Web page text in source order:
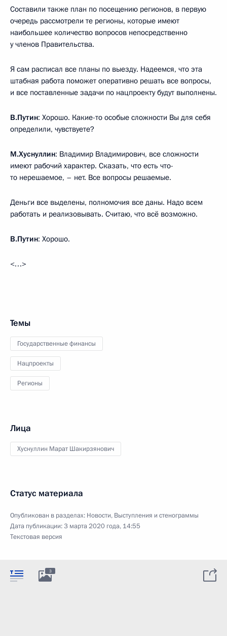
Составили также план по посещению регионов, в первую
очередь рассмотрели те регионы, которые имеют
наибольшее количество вопросов непосредственно
у членов Правительства.
Я сам расписал все планы по выезду. Надеемся, что эта
штабная работа поможет оперативно решать все вопросы,
и все поставленные задачи по нацпроекту будут выполнены.
В.Путин: Хорошо. Какие-то особые сложности Вы для себя
определили, чувствуете?
М.Хуснуллин: Владимир Владимирович, все сложности
имеют рабочий характер. Сказать, что есть что-
то нерешаемое, – нет. Все вопросы решаемые.
Деньги все выделены, полномочия все даны. Надо всем
работать и реализовывать. Считаю, что всё возможно.
В.Путин: Хорошо.
<…>
Темы
Государственные финансы
Нацпроекты
Регионы
Лица
Хуснуллин Марат Шакирзянович
Статус материала
Опубликован в разделах: Новости, Выступления и стенограммы
Дата публикации:3 марта 2020 года, 14:55
Текстовая версия
3